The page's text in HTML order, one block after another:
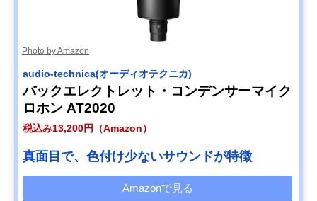
Photo by Amazon
audio-technica(オーディオテクニカ)
バックエレクトレット・コンデンサーマイク
ロホン AT2020
税込み13,200円（Amazon）
真面目で、色付け少ないサウンドが特徴
Amazonで見る